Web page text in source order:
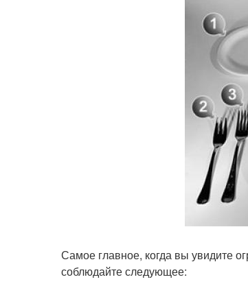
Самое главное, когда вы увидите
соблюдайте следующее: